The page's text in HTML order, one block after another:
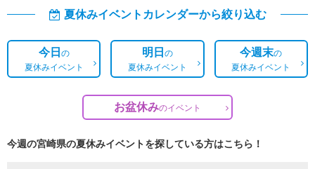
夏休みイベントカレンダーから絞り込む
今日 の
夏休みイベント
明日 の
夏休みイベント
今週末の
夏休みイベント
お盆休みのイベント
今週の宮崎県の夏休みイベントを探している方はこちら！